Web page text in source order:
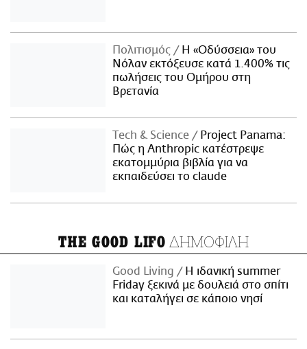
Πολιτισμός
Η «Οδύσσεια» του
Νόλαν εκτόξευσε κατά 1.400% τις
πωλήσεις του Ομήρου στη
Βρετανία
Τech & Science
Project Panama:
Πώς η Anthropic κατέστρεψε
εκατομμύρια βιβλία για να
εκπαιδεύσει το claude
THE GOOD LIFO ΔΗΜΟΦΙΛΗ
Good Living
Η ιδανική summer
Friday ξεκινά με δουλειά στο σπίτι
και καταλήγει σε κάποιο νησί